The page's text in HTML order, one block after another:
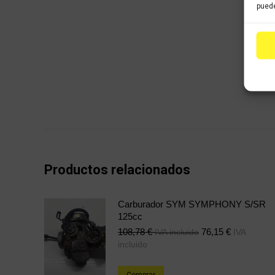
Productos relacionados
Carburador SYM SYMPHONY S/SR
125cc
108,78€ IVA incluido 76,15 € IVA
incluido